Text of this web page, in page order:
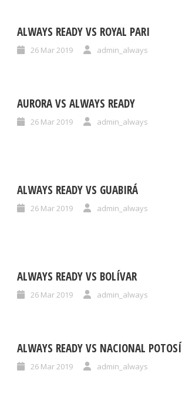
ALWAYS READY VS ROYAL PARI
26 Mar 2019
admin_always
AURORA VS ALWAYS READY
26 Mar 2019
admin_always
ALWAYS READY VS GUABIRÁ
26 Mar 2019
admin_always
ALWAYS READY VS BOLÍVAR
26 Mar 2019
admin_always
ALWAYS READY VS NACIONAL POTOSÍ
26 Mar 2019
admin_always